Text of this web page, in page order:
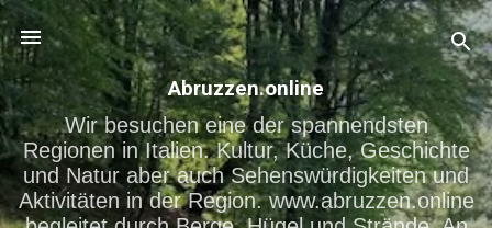
Direkt zum Hauptbereich
Abruzzen.online
Wir besuchen eine der spannendsten
Regionen in Italien. Kultur, Küche, Geschichte
und Natur aber auch Sehenswürdigkeiten und
Aktivitäten in der Region. www.abruzzen.online